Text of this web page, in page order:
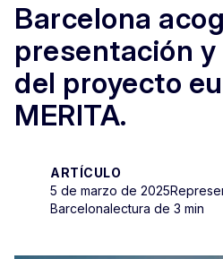
Barcelona
presentación
del proyecto
MERITA.
ARTÍCULO
5 de marzo de 2025
Barcelonalectura de 3 min